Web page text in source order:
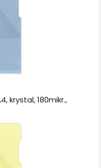
krystal, 180mikr.,